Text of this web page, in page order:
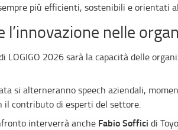
più efficienti, sostenibili e orientati
l’innovazione nelle
LOGIGO 2026 sarà la capacità delle
si alterneranno speech aziendali,
il contributo di esperti del settore.
interverrà anche Fabio Soffici di